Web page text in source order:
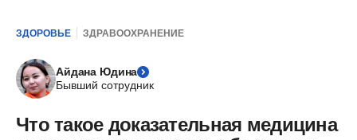
ЗДОРОВЬЕ ЗДРАВООХРАНЕНИЕ
Айдана Юдина
Бывший сотрудник
Что такое доказательная медицина